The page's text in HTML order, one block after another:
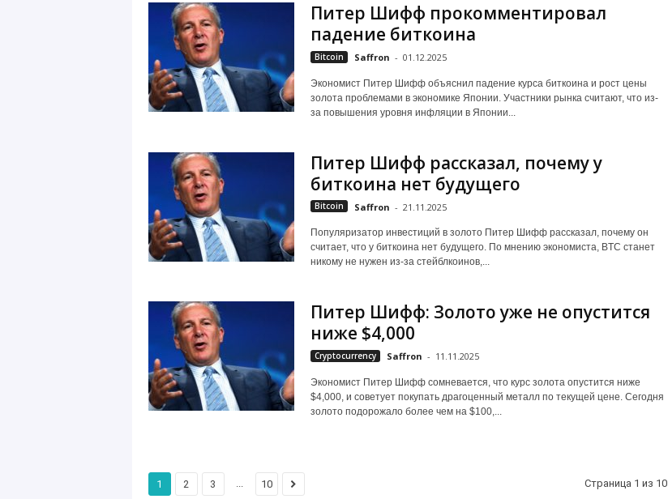
Питер Шифф прокомментировал
падение биткоина
Bitcoin Saffron - 01.12.2025
Экономист Питер Шифф объяснил падение курса биткоина и рост цены
золота проблемами в экономике Японии. Участники рынка считают, что из-
за повышения уровня инфляции в Японии...
Питер Шифф рассказал, почему у
биткоина нет будущего
Bitcoin Saffron - 21.11.2025
Популяризатор инвестиций в золото Питер Шифф рассказал, почему он
считает, что у биткоина нет будущего. По мнению экономиста, BTC станет
никому не нужен из-за стейблкоинов,...
Питер Шифф: Золото уже не опустится
ниже $4,000
Cryptocurrency Saffron - 11.11.2025
Экономист Питер Шифф сомневается, что курс золота опустится ниже
$4,000, и советует покупать драгоценный металл по текущей цене. Сегодня
золото подорожало более чем на $100,...
1 2 3 10 Страница 1 из 10